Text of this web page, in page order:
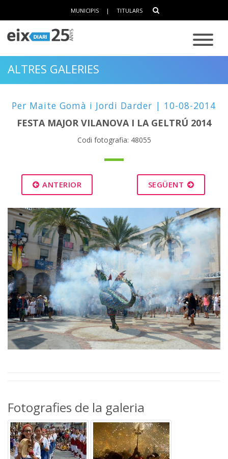
MUNICIPIS | TITULARS
ALTRES GALERIES
Per Maite Gomà i Jordi Darder | 10-08-2014
FESTA MAJOR VILANOVA I LA GELTRÚ 2014
Codi fotografia: 48055
ANTERIOR SEGÜENT
Fotografies de la galeria